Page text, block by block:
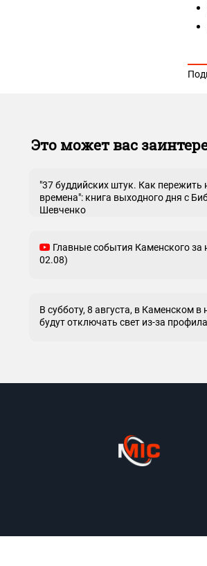
Это может вас
"37 буддийских штук. Как пережить
времена": книга выходного дня с
Шевченко
Главные события Каменского за
02.08)
В субботу, 8 августа, в Каменском
будут отключать свет из-за